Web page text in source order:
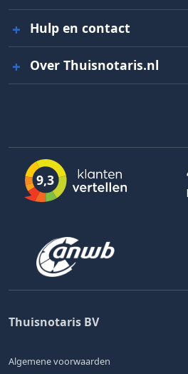
Hulp en contact
Over Thuisnotaris.nl
9,3
Thuisnotaris BV
Algemene voorwaarden